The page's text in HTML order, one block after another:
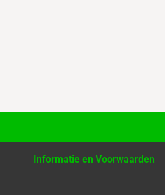
Informatie en Voorwaarden